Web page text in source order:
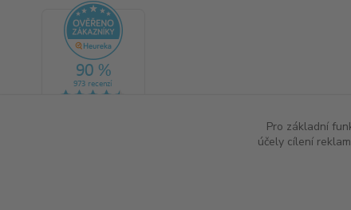
Pro základní
účely cílení